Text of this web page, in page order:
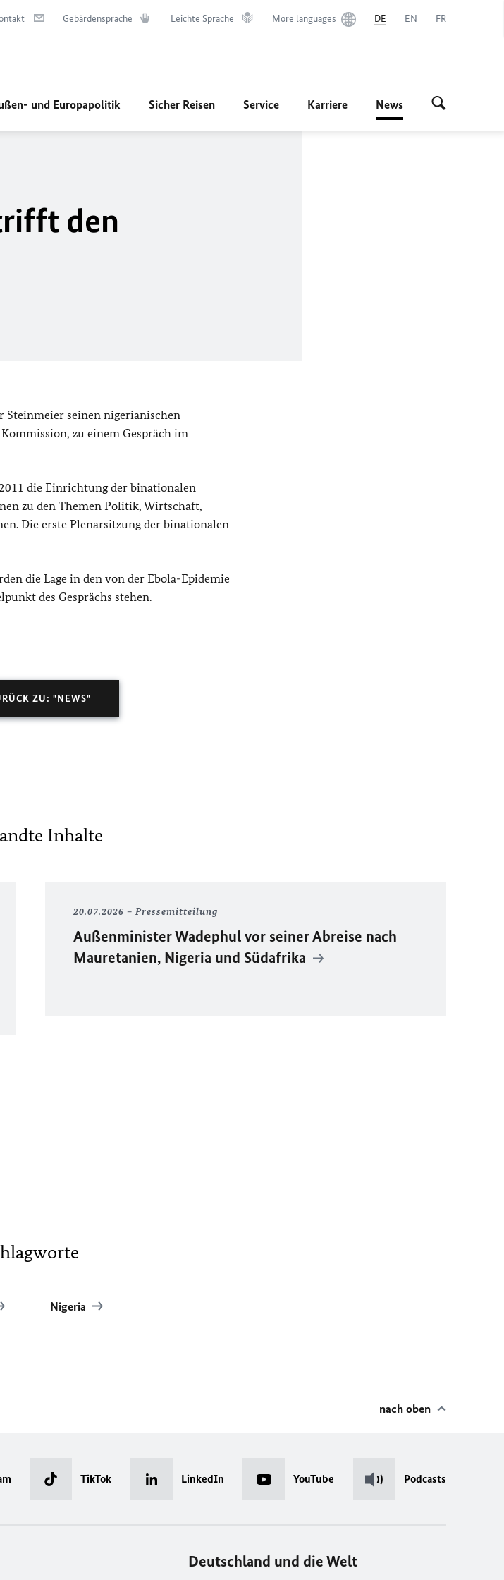
Gebärdensprache Leichte Sprache More languages DE EN FR
und Europapolitik Sicher Reisen Service Karriere News
den
Steinmeier seinen nigerianischen
zu einem Gespräch im
die Einrichtung der binationalen
zu den Themen Politik, Wirtschaft,
Die erste Plenarsitzung der binationalen
die Lage in den von der Ebola-Epidemie
des Gesprächs stehen.
ZU: "NEWS"
Inhalte
20.07.2026 Pressemitteilung
Außenminister Wadephul vor seiner Abreise nach
Mauretanien, Nigeria und Südafrika
Nigeria
nach oben
TikTok LinkedIn YouTube Podcasts
Deutschland und die Welt